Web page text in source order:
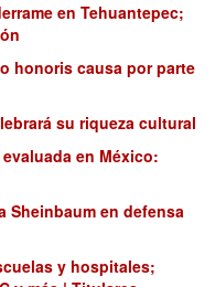
en Tehuantepec;
honoris causa por parte
su riqueza cultural
en México:
Sheinbaum en defensa
y hospitales;